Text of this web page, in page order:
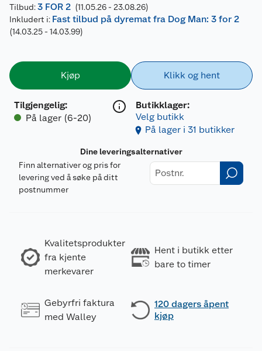
Tilbud:3 FOR 2 (11.05.26 - 23.08.26)
Inkludert i: Fast tilbud på dyremat fra Dog Man: 3 for 2
(14.03.25 - 14.03.99)
Kjøp
Tilgjengelig:
På lager (6-20)
Klikk og hent
Butikklager:
Velg butikk
På lager i 31 butikker
Dine leveringsalternativer
Finn alternativer og pris for
levering ved å søke på ditt
postnummer
Kvalitetsprodukter
fra kjente
merkevarer
Hent i butikk etter
bare to timer
Gebyrfri faktura
med Walley
120 dagers åpent
kjøp